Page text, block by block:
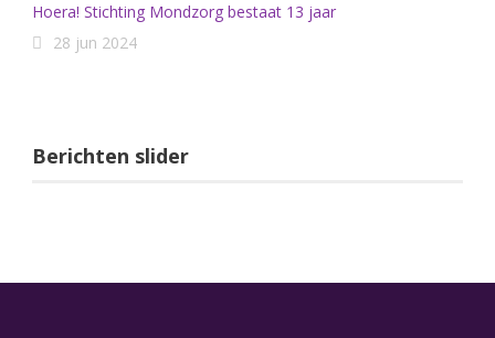
Hoera! Stichting Mondzorg bestaat 13 jaar
28 jun 2024
Berichten slider